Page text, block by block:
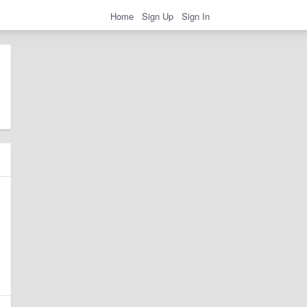
Home Sign Up Sign In